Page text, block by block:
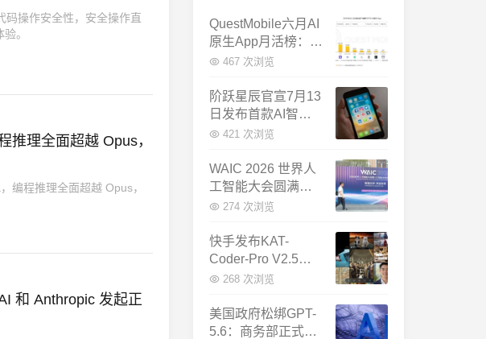
码操作安全性，安全操作直
。
推理全面超越 Opus，
编程推理全面超越 Opus，
和 Anthropic 发起正
QuestMobile六月AI
原生App月活榜：豆
包3.8亿断层第一，
倍
467 次浏览
阶跃星辰官宣7月13
日发布首款AI智能
体终端：大模型公
421 次浏览
WAIC 2026 世界人
工智能大会圆满闭
幕：多项重磅成果
球AI合作新中心
274 次浏览
快手发布KAT-
Coder-Pro V2.5：
首个能端到端跑通
编程模型
268 次浏览
美国政府松绑GPT-
5.6：商务部正式放